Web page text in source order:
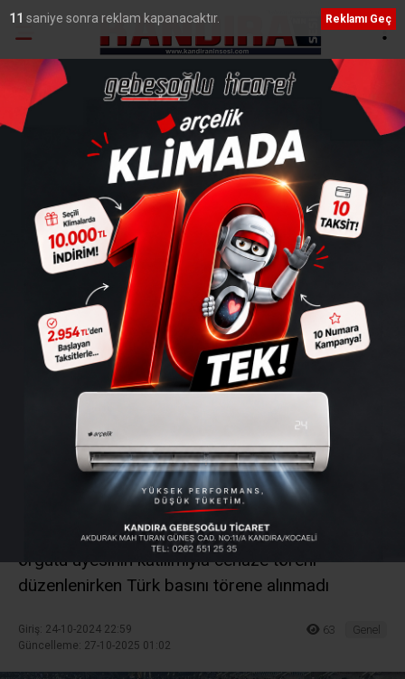
Ana Sayfa›Genel
FETÖ elebaşına cenaze
töreni
FETÖ elebaşı Fetullah Gülen’in ölümünün
ardından ABD'nin New Jersey eyaletinde bulunan
Skyland Baseball Stadyumu'nda binlerce terör
örgütü üyesinin katılımıyla cenaze töreni
düzenlenirken Türk basını törene alınmadı
Giriş: 24-10-2024 22:59
Güncelleme: 27-10-2025 01:02
63 Genel
10 saniye sonra reklam kapanacaktır. Reklamı Geç